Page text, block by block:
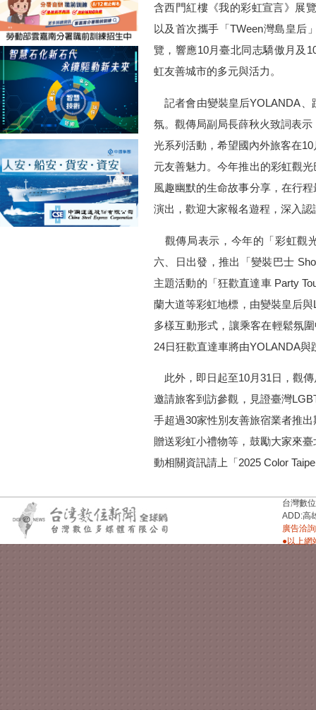
含西門紅樓《我的彩虹宣言》展
以及首次攜手「TWeen灣島皇后
覽，響應10月臺北同志驕傲月及
虹友善城市的多元與活力。
記者會由變裝皇后YOLANDA、
氛。觀傳局副局長薛秋火致詞表
光系列活動，希望國內外旅客在
元友善魅力。今年推出的彩虹觀
風趣幽默的生命故事分享，在行
演出，歡迎大家報名遊程，深入
觀傳局表示，今年的「彩虹觀
六、日出發，推出「變裝巴士
主題活動的「狂歡直達車 Party
蘭大道等彩虹地標，由變裝皇后
多樣互動形式，讓乘客在輕鬆氛
24日狂歡直達車將由YOLANDA
此外，即日起至10月31日，觀
邀請旅客到訪參觀，見證臺灣
手超過30家性別友善旅宿業者推
贈送彩虹小禮物等，鼓勵大家來
動相關資訊請上「2025 Color
台灣數
ADD:高
廣告洽
●以上網